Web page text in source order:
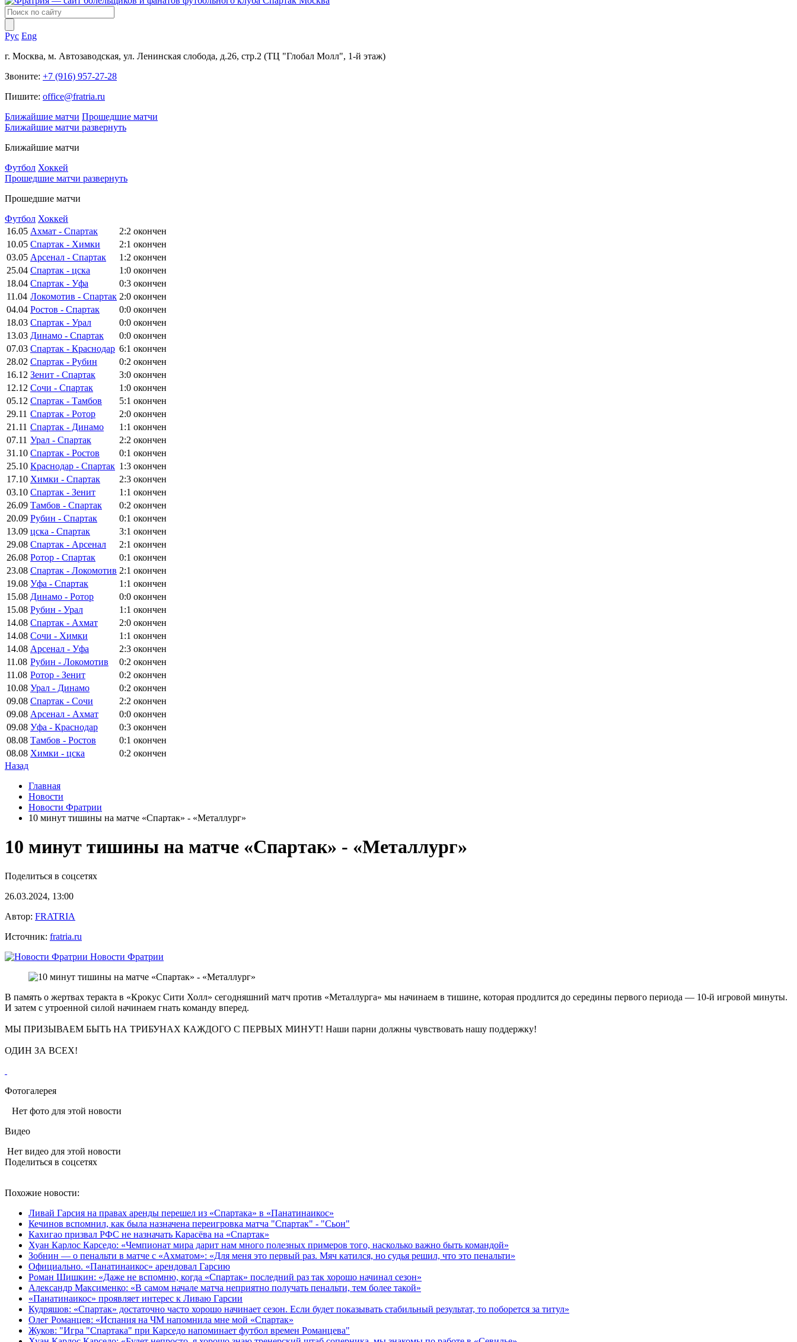
Рус Eng
г. Москва, м. Автозаводская, ул. Ленинская слобода, д.26, стр.2 (ТЦ "Глобал Молл", 1-й этаж)
Звоните: +7 (916) 957-27-28
Пишите: office@fratria.ru
Ближайшие матчи Прошедшие матчи
Ближайшие матчи развернуть
Ближайшие матчи
Футбол Хоккей
Прошедшие матчи развернуть
Прошедшие матчи
Футбол Хоккей
16.05 Ахмат - Спартак 2:2 окончен
10.05 Спартак - Химки 2:1 окончен
03.05 Арсенал - Спартак 1:2 окончен
25.04 Спартак - цска 1:0 окончен
18.04 Спартак - Уфа 0:3 окончен
11.04 Локомотив - Спартак 2:0 окончен
04.04 Ростов - Спартак 0:0 окончен
18.03 Спартак - Урал 0:0 окончен
13.03 Динамо - Спартак 0:0 окончен
07.03 Спартак - Краснодар 6:1 окончен
28.02 Спартак - Рубин 0:2 окончен
16.12 Зенит - Спартак 3:0 окончен
12.12 Сочи - Спартак 1:0 окончен
05.12 Спартак - Тамбов 5:1 окончен
29.11 Спартак - Ротор 2:0 окончен
21.11 Спартак - Динамо 1:1 окончен
07.11 Урал - Спартак 2:2 окончен
31.10 Спартак - Ростов 0:1 окончен
25.10 Краснодар - Спартак 1:3 окончен
17.10 Химки - Спартак 2:3 окончен
03.10 Спартак - Зенит 1:1 окончен
26.09 Тамбов - Спартак 0:2 окончен
20.09 Рубин - Спартак 0:1 окончен
13.09 цска - Спартак 3:1 окончен
29.08 Спартак - Арсенал 2:1 окончен
26.08 Ротор - Спартак 0:1 окончен
23.08 Спартак - Локомотив 2:1 окончен
19.08 Уфа - Спартак 1:1 окончен
15.08 Динамо - Ротор 0:0 окончен
15.08 Рубин - Урал 1:1 окончен
14.08 Спартак - Ахмат 2:0 окончен
14.08 Сочи - Химки 1:1 окончен
14.08 Арсенал - Уфа 2:3 окончен
11.08 Рубин - Локомотив 0:2 окончен
11.08 Ротор - Зенит 0:2 окончен
10.08 Урал - Динамо 0:2 окончен
09.08 Спартак - Сочи 2:2 окончен
09.08 Арсенал - Ахмат 0:0 окончен
09.08 Уфа - Краснодар 0:3 окончен
08.08 Тамбов - Ростов 0:1 окончен
08.08 Химки - цска 0:2 окончен
Назад
Главная
Новости
Новости Фратрии
10 минут тишины на матче «Спартак» - «Металлург»
10 минут тишины на матче «Спартак» - «Металлург»
Поделиться в соцсетях
26.03.2024, 13:00
Автор: FRATRIA
Источник: fratria.ru
Новости Фратрии
В память о жертвах теракта в «Крокус Сити Холл» сегодняшний матч против «Металлурга» мы начинаем в тишине, которая продлится до середины первого периода — 10-й игровой минуты.
И затем с утроенной силой начинаем гнать команду вперед.
МЫ ПРИЗЫВАЕМ БЫТЬ НА ТРИБУНАХ КАЖДОГО С ПЕРВЫХ МИНУТ! Наши парни должны чувствовать нашу поддержку!
ОДИН ЗА ВСЕХ!
Фотогалерея
Нет фото для этой новости
Видео
Нет видео для этой новости
Поделиться в соцсетях
Похожие новости:
Ливай Гарсия на правах аренды перешел из «Спартака» в «Панатинаикос»
Кечинов вспомнил, как была назначена переигровка матча "Спартак" - "Сьон"
Кахигао призвал РФС не назначать Карасёва на «Спартак»
Хуан Карлос Карседо: «Чемпионат мира дарит нам много полезных примеров того, насколько важно быть командой»
Зобнин — о пенальти в матче с «Ахматом»: «Для меня это первый раз. Мяч катился, но судья решил, что это пенальти»
Официально. «Панатинаикос» арендовал Гарсию
Роман Шишкин: «Даже не вспомню, когда «Спартак» последний раз так хорошо начинал сезон»
Александр Максименко: «В самом начале матча неприятно получать пенальти, тем более такой»
«Панатинаикос» проявляет интерес к Ливаю Гарсии
Кудряшов: «Спартак» достаточно часто хорошо начинает сезон. Если будет показывать стабильный результат, то поборется за титул»
Олег Романцев: «Испания на ЧМ напомнила мне мой «Спартак»
Жуков: "Игра "Спартака" при Карседо напоминает футбол времен Романцева"